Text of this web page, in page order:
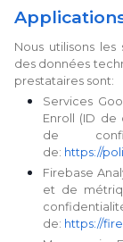
Nous utilisons
des données
prestataires sont:
Services
Enroll (ID de
de
de: https://
Firebase
et de
de: https://